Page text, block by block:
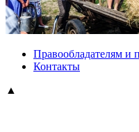
Правообладателям и
Контакты
▲